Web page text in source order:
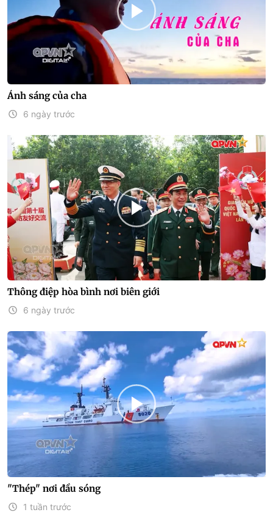
Ánh sáng của cha
6 ngày trước
Thông điệp hòa bình nơi biên giới
6 ngày trước
"Thép" nơi đầu sóng
1 tuần trước